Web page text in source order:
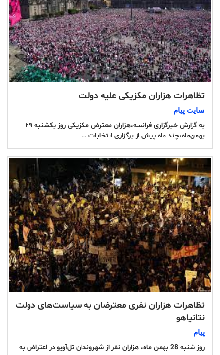
تظاهرات هزاران مکزیکی علیه دولت
سایت پیام
به گزارش خبرگزاری فرانسه،هزاران معترض مکزیکی روز یکشنبه ۲۹
بهمن‌ماه،چند ماه پیش از برگزاری انتخابات …
تظاهرات هزاران نفری معترضان به سیاست‌های دولت
نتانیاهو
پیام
روز شنبه 28 بهمن ماه، هزاران نفر از شهروندان تل‌آویو در اعتراض به